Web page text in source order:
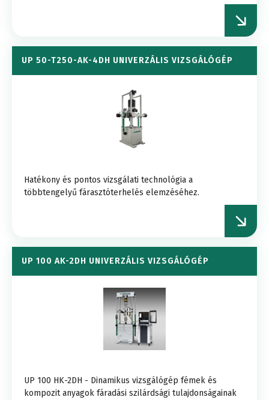
UP 50-T250-AK-4DH UNIVERZÁLIS VIZSGÁLÓGÉP
Hatékony és pontos vizsgálati technológia a
többtengelyű fárasztóterhelés elemzéséhez.
UP 100 AK-2DH UNIVERZÁLIS VIZSGÁLÓGÉP
UP 100 HK-2DH - Dinamikus vizsgálógép fémek és
kompozit anyagok fáradási szilárdsági tulajdonságainak